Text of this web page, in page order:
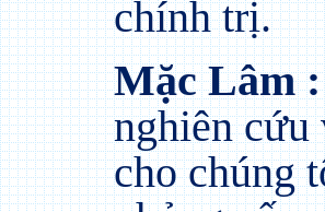
chính trị.
Mặc Lâm :
nghiên cứu
cho chúng